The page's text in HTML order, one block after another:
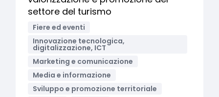
settore del turismo
Fiere ed eventi
Innovazione tecnologica,
digitalizzazione, ICT
Marketing e comunicazione
Media e informazione
Sviluppo e promozione territoriale